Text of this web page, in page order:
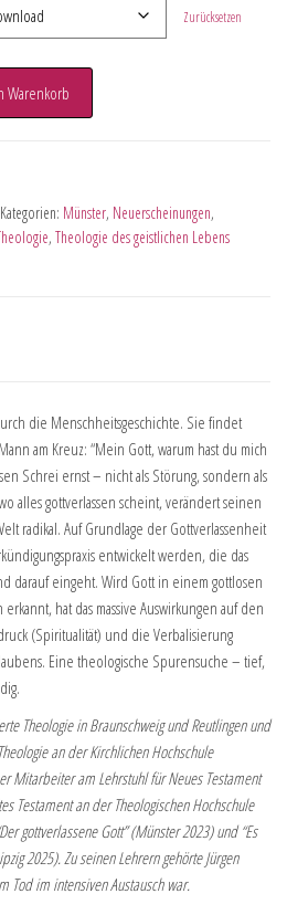
Zurücksetzen
Warenkorb
Kategorien: Münster, Neuerscheinungen,
, Theologie des geistlichen Lebens
die Menschheitsgeschichte. Sie findet
am Kreuz: “Mein Gott, warum hast du mich
Schrei ernst – nicht als Störung, sondern als
alles gottverlassen scheint, verändert seinen
radikal. Auf Grundlage der Gottverlassenheit
entwickelt werden, die das
darauf eingeht. Wird Gott in einem gottlosen
hat das massive Auswirkungen auf den
(Spiritualität) und die Verbalisierung
Eine theologische Spurensuche – tief,
Theologie in Braunschweig und Reutlingen und
an der Kirchlichen Hochschule
Mitarbeiter am Lehrstuhl für Neues Testament
Testament an der Theologischen Hochschule
gottverlassene Gott” (Münster 2023) und “Es
2025). Zu seinen Lehrern gehörte Jürgen
Tod im intensiven Austausch war.